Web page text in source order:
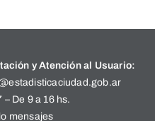
y Atención al Usuario:
De 9 a 16 hs.
mensajes